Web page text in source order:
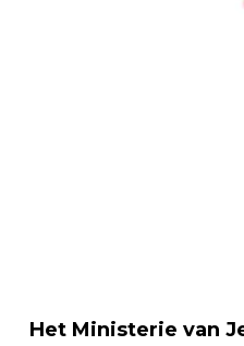
Het Ministerie van